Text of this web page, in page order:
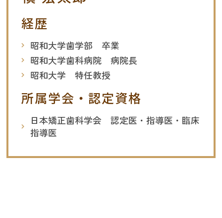
経歴
昭和大学歯学部 卒業
昭和大学歯科病院 病院長
昭和大学 特任教授
所属学会・認定資格
日本矯正歯科学会 認定医・指導医・臨床
指導医